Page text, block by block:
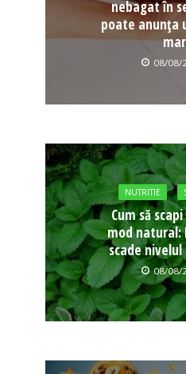
nebagat în
poate anunța
08/08/
NUTRITIE
Cum să
mod natural:
scade
08/08/